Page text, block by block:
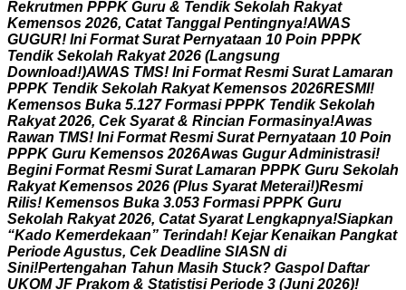
Rekrutmen PPPK Guru & Tendik Sekolah Rakyat
Kemensos 2026, Catat Tanggal Pentingnya!AWAS
GUGUR! Ini Format Surat Pernyataan 10 Poin PPPK
Tendik Sekolah Rakyat 2026 (Langsung
Download!)AWAS TMS! Ini Format Resmi Surat Lamaran
PPPK Tendik Sekolah Rakyat Kemensos 2026RESMI!
Kemensos Buka 5.127 Formasi PPPK Tendik Sekolah
Rakyat 2026, Cek Syarat & Rincian Formasinya!Awas
Rawan TMS! Ini Format Resmi Surat Pernyataan 10 Poin
PPPK Guru Kemensos 2026Awas GugurAdministrasi!
Begini Format Resmi Surat Lamaran PPPK Guru Sekolah
Rakyat Kemensos 2026 (Plus Syarat Meterai!)Resmi
Rilis! Kemensos Buka 3.053 Formasi PPPK Guru
Sekolah Rakyat 2026, Catat Syarat Lengkapnya!Siapkan
“Kado Kemerdekaan” Terindah! Kejar Kenaikan Pangkat
PeriodeAgustus, Cek Deadline SIASN di
Sini!Pertengahan Tahun Masih Stuck? Gaspol Daftar
UKOM JF Prakom & Statistisi Periode 3 (Juni 2026)!